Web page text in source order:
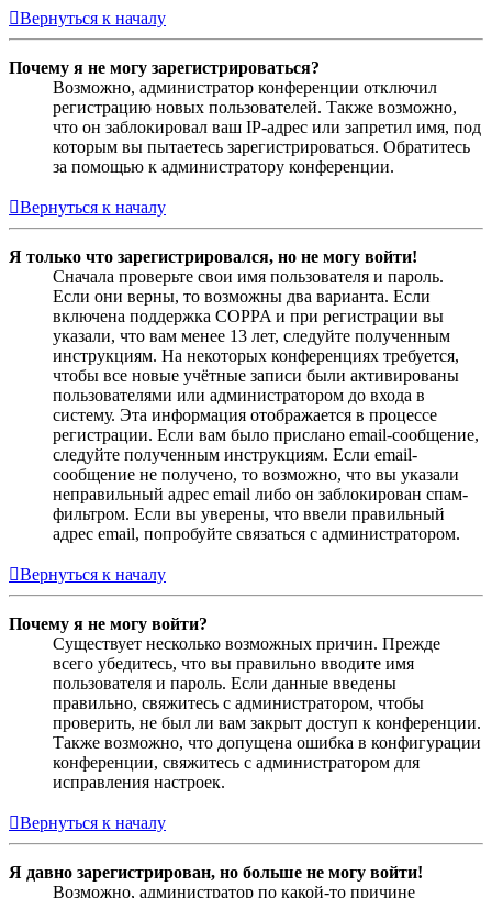
Вернуться к началу
Почему я не могу зарегистрироваться?
Возможно, администратор конференции отключил
регистрацию новых пользователей. Также возможно,
что он заблокировал ваш IP-адрес или запретил имя, под
которым вы пытаетесь зарегистрироваться. Обратитесь
за помощью к администратору конференции.
Вернуться к началу
Я только что зарегистрировался, но не могу войти!
Сначала проверьте свои имя пользователя и пароль.
Если они верны, то возможны два варианта. Если
включена поддержка COPPA и при регистрации вы
указали, что вам менее 13 лет, следуйте полученным
инструкциям. На некоторых конференциях требуется,
чтобы все новые учётные записи были активированы
пользователями или администратором до входа в
систему. Эта информация отображается в процессе
регистрации. Если вам было прислано email-сообщение,
следуйте полученным инструкциям. Если email-
сообщение не получено, то возможно, что вы указали
неправильный адрес email либо он заблокирован спам-
фильтром. Если вы уверены, что ввели правильный
адрес email, попробуйте связаться с администратором.
Вернуться к началу
Почему я не могу войти?
Существует несколько возможных причин. Прежде
всего убедитесь, что вы правильно вводите имя
пользователя и пароль. Если данные введены
правильно, свяжитесь с администратором, чтобы
проверить, не был ли вам закрыт доступ к конференции.
Также возможно, что допущена ошибка в конфигурации
конференции, свяжитесь с администратором для
исправления настроек.
Вернуться к началу
Я давно зарегистрирован, но больше не могу войти!
Возможно, администратор по какой-то причине